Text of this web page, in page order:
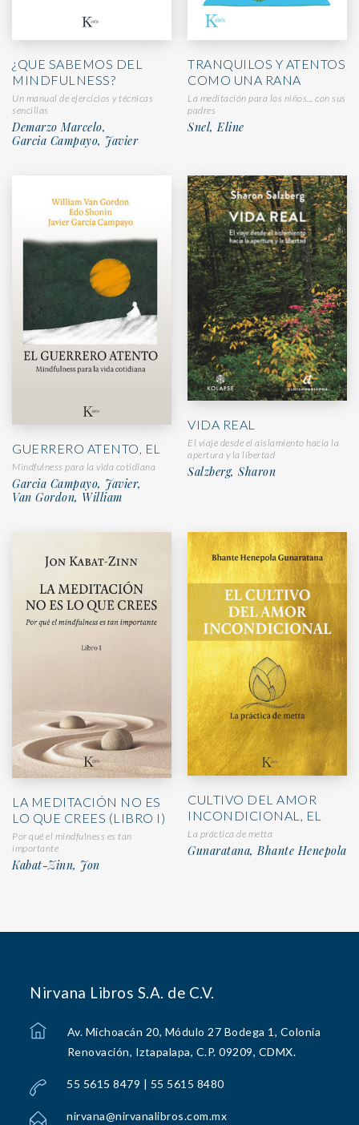
¿QUE SABEMOS DEL
MINDFULNESS?
Un manual de ejercicios y técnicas
sencillas
Demarzo Marcelo,
Garcia Campayo, Javier
TRANQUILOS Y ATENTOS
COMO UNA RANA
La meditación para los niños... con sus
padres
Snel, Eline
GUERRERO ATENTO, EL
Mindfulness para la vida cotidiana
Garcia Campayo, Javier,
Van Gordon, William
VIDA REAL
El viaje desde el aislamiento hacia la
apertura y la libertad
Salzberg, Sharon
LA MEDITACIÓN NO ES
LO QUE CREES (LIBRO I)
Por qué el mindfulness es tan
importante
Kabat-Zinn, Jon
CULTIVO DEL AMOR
INCONDICIONAL, EL
La práctica de metta
Gunaratana, Bhante Henepola
Nirvana Libros S.A. de C.V.
Av. Michoacán 20, Módulo 27 Bodega 1, Colonia
Renovación, Iztapalapa, C.P. 09209, CDMX.
55 5615 8479 | 55 5615 8480
nirvana@nirvanalibros.com.mx